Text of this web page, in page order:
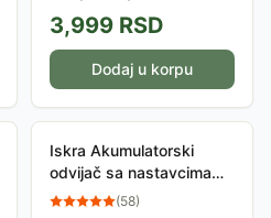
3,999 RSD
Dodaj u korpu
Iskra Akumulatorski
odvijač sa nastavcima
ML-CS19-36
(58)